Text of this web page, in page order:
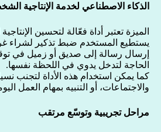
الذكاء الاصطناعي لخدمة الإنتاجية
الميزة تعتبر أداة فعّالة لتحسين
يستطيع المستخدم ضبط تذكير لشراء
إرسال رسالة إلى صديق أو زميل في
الحاجة لتدخل يدوي في اللحظة نفسها.
كما يمكن استخدام هذه الأداة لتجنب
والاجتماعات، أو التنبيه بمهام العمل
مراحل تجريبية وتوسّع مرتقب